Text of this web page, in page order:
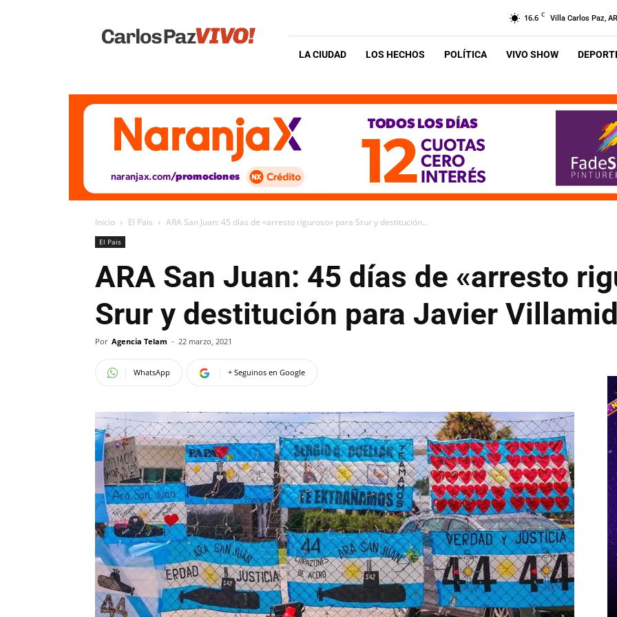
Vivo
16.6 C Villa Carlos Paz, AR
LA CIUDAD LOS HECHOS POLÍTICA VIVO SHOW
Inicio El Pais ARA San Juan: 45 días de «arresto riguroso» para Srur y destitución...
El Pais
ARA San Juan: 45 días de «arresto
Srur y destitución para Javier
Por Agencia Telam - 22 marzo, 2021
WhatsApp + Seguinos en Google